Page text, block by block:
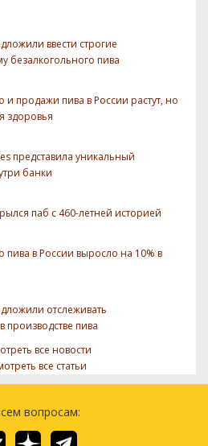
ввести строгие
безалкогольного пива
и продажи пива в России растут, но
здоровья
представила уникальный
банки
паб с 460-летней историей
пива в России выросло на 10% в
отслеживать
производстве пива
все новости
все статьи
вопросам: